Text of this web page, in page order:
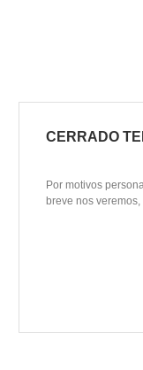
CERRADO
Por motivos
breve nos